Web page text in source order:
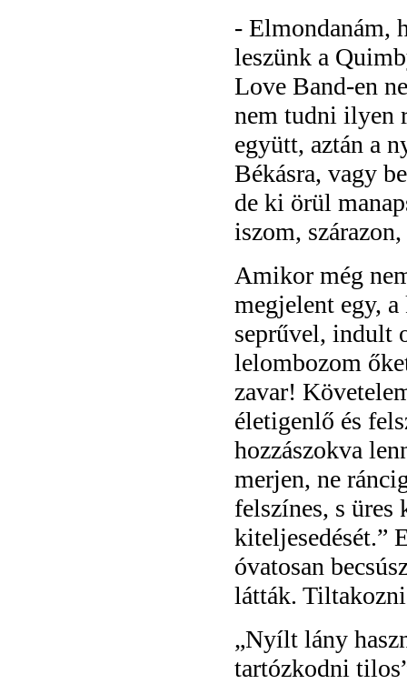
- Elmondanám,
leszünk a
Love Band-en
nem tudni ilyen
együtt, aztán a
Békásra, vagy
de ki örül
iszom,
Amikor még
megjelent egy,
seprűvel, indult
lelombozom
zavar!
életigenlő és
hozzászokva
merjen, ne
felszínes, s üres
kiteljesedését.”
óvatosan
látták.
„Nyílt lány
tartózkodni